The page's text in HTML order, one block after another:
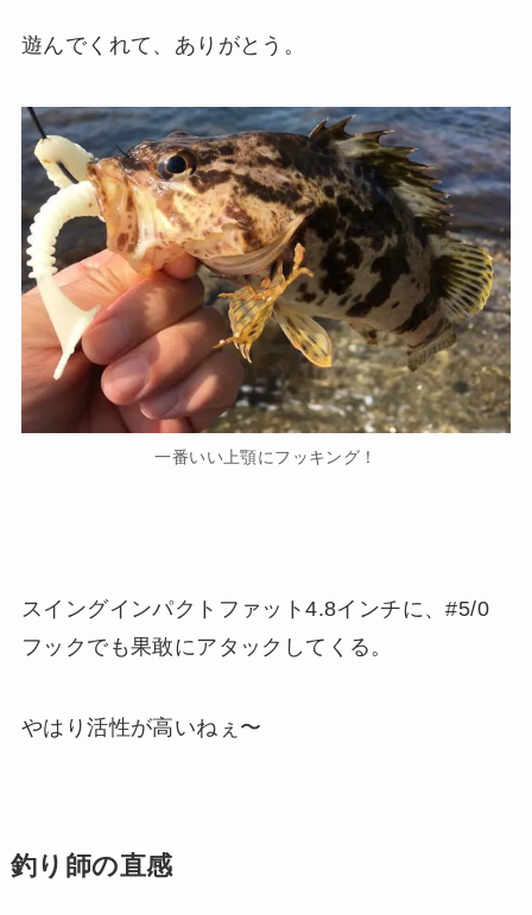
遊んでくれて、ありがとう。
一番いい上顎にフッキング！
スイングインパクトファット4.8インチに、#5/0
フックでも果敢にアタックしてくる。
やはり活性が高いねぇ〜
釣り師の直感